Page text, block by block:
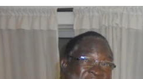
justice